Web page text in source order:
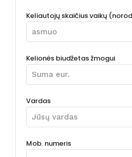
Keliautojų skaičius vaikų
Kelionės biudžetas žmogui
Vardas
Mob. numeris